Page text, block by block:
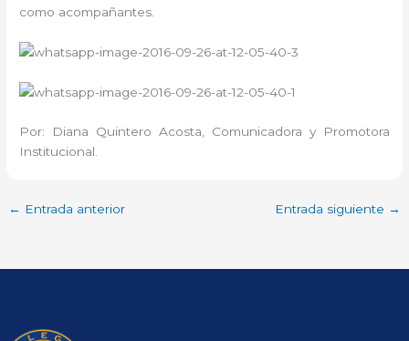
como acompañantes.
Por: Diana Quintero Acosta, Comunicadora y Promotora
Institucional.
← Entrada anterior Entrada siguiente →